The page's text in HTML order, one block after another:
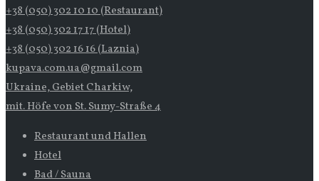
+38 (050) 302 10 10 (Restaurant)
+38 (050) 302 17 17 (Hotel)
+38 (050) 302 16 16 (Laznia)
kupava.com.ua@gmail.com
Ukraine, Gebiet Charkiw,
mit. Höfe von St. Sumy-Straße 4
Restaurant und Hallen
Hotel
Bad / Sauna